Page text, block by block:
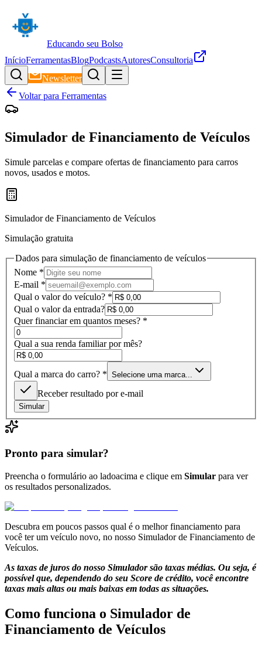
Educando seu Bolso
InícioFerramentasBlogPodcastsAutoresConsultoria
Newsletter
Voltar para Ferramentas
Simulador de Financiamento de Veículos
Simule parcelas e compare ofertas de financiamento para carros
novos, usados e motos.
Simulador de Financiamento de Veículos
Simulação gratuita
Dados para simulação de financiamento de veículos
Nome *
E-mail *
Qual o valor do veículo? *
Qual o valor da entrada?
Quer financiar em quantos meses? *
Qual a sua renda familiar por mês?
Qual a marca do carro? * Selecione uma marca...
Receber resultado por e-mail
Simular
Pronto para simular?
Preencha o formulário ao ladoacima e clique em Simular para ver
os resultados personalizados.
Descubra em poucos passos qual é o melhor financiamento para
você ter um veículo novo, no nosso Simulador de Financiamento de
Veículos.
As taxas de juros do nosso Simulador são taxas médias. Ou seja, é
possível que, dependendo do seu Score de crédito, você encontre
taxas mais altas ou mais baixas em todas as situações.
Como funciona o Simulador de
Financiamento de Veículos